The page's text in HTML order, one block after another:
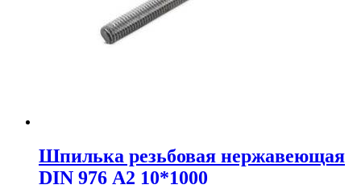
Шпилька резьбовая нержавеющая
DIN 976 А2 10*1000